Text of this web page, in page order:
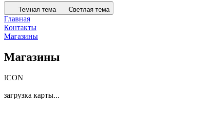
Темная тема Светлая тема
Главная
Контакты
Магазины
Магазины
ICON
загрузка карты...